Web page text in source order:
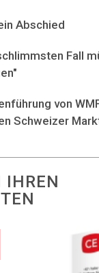
Abschied
Fall
von
Schweizer
IHREN